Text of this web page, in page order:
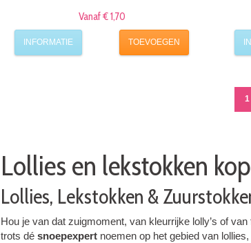
Vanaf € 1,70
INFORMATIE TOEVOEGEN
1
Lollies en lekstokken
Lollies, Lekstokken &
Hou je van dat zuigmoment, van kleurrijke lolly’s of
trots dé snoepexpert noemen op het gebied van